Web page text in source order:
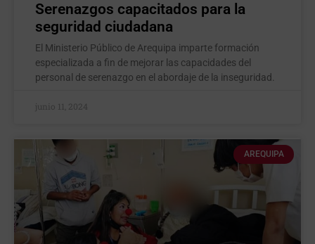
Serenazgos capacitados para la
seguridad ciudadana
El Ministerio Público de Arequipa imparte formación
especializada a fin de mejorar las capacidades del
personal de serenazgo en el abordaje de la inseguridad.
junio 11, 2024
AREQUIPA